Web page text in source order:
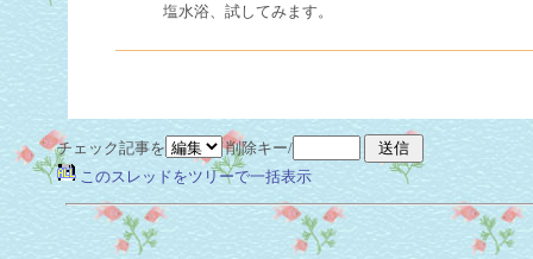
塩水浴、試してみます。
チェック記事を
削除キー/
このスレッドをツリーで一括表示